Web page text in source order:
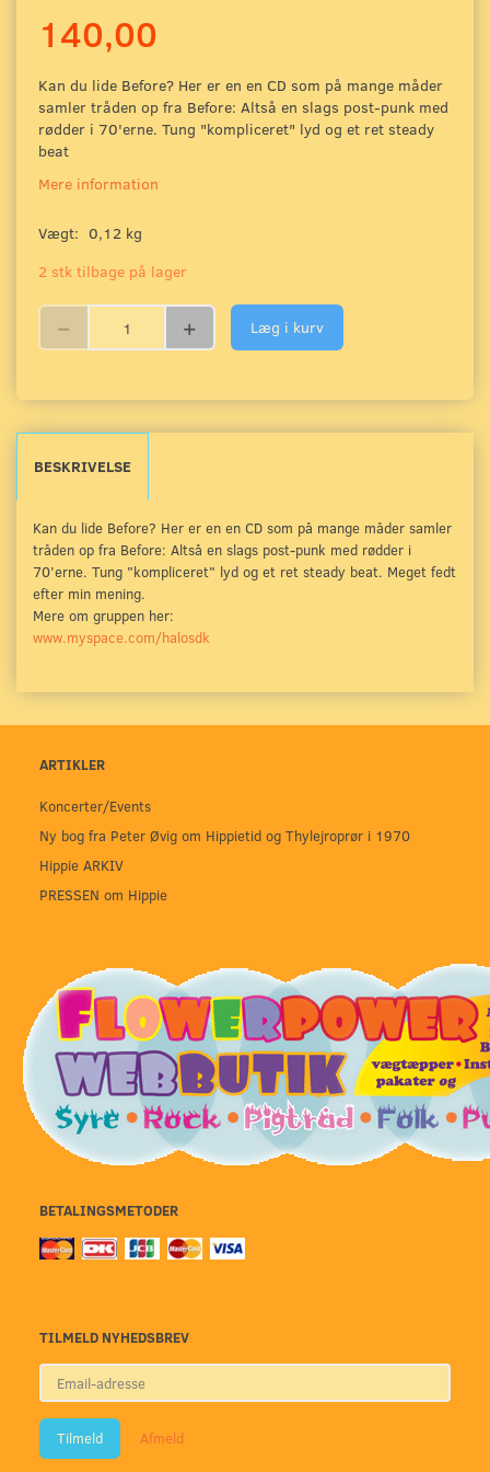
140,00
Kan du lide Before? Her er en en CD som på mange måder
samler tråden op fra Before: Altså en slags post-punk med
rødder i 70'erne. Tung "kompliceret" lyd og et ret steady
beat
Mere information
Vægt: 0,12 kg
2 stk tilbage på lager
Læg i kurv
BESKRIVELSE
Kan du lide Before? Her er en en CD som på mange måder samler
tråden op fra Before: Altså en slags post-punk med rødder i
70'erne. Tung "kompliceret" lyd og et ret steady beat. Meget fedt
efter min mening.
Mere om gruppen her:
www.myspace.com/halosdk
ARTIKLER
Koncerter/Events
Ny bog fra Peter Øvig om Hippietid og Thylejroprør i 1970
Hippie ARKIV
PRESSEN om Hippie
BETALINGSMETODER
TILMELD NYHEDSBREV
Email-
adresse
Tilmeld Afmeld